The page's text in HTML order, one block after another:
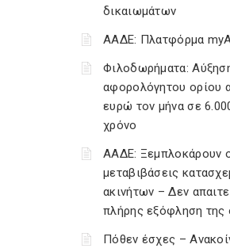
δικαιωμάτων
ΑΑΔΕ: Πλατφόρμα
Φιλοδωρήματα:
αφορολόγητου ορίου
ευρώ τον μήνα σε
χρόνο
ΑΑΔΕ: Ξεμπλοκάρουν
μεταβιβάσεις
ακινήτων – Δεν
πλήρης εξόφληση της
Πόθεν έσχες –